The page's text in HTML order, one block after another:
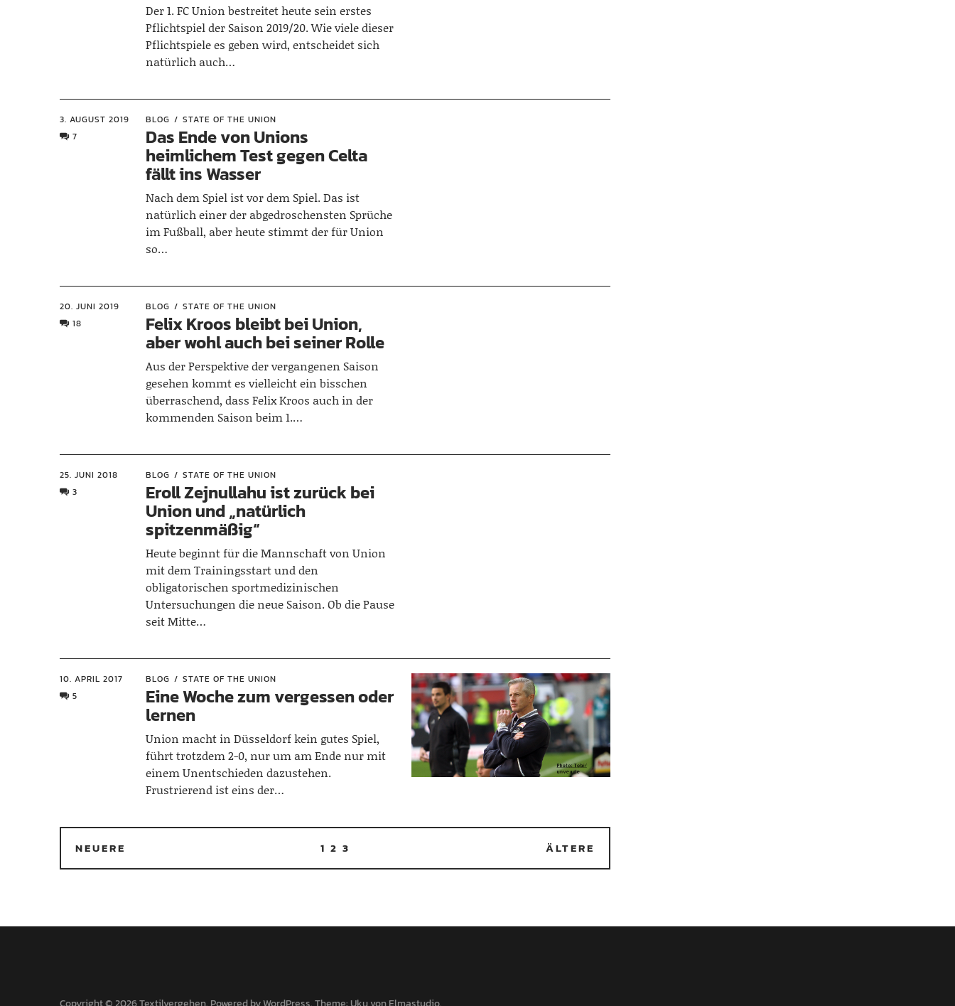
Der 1. FC Union bestreitet heute sein erstes
Pflichtspiel der Saison 2019/20. Wie viele dieser
Pflichtspiele es geben wird, entscheidet sich
natürlich auch…
3. AUGUST 2019
7
BLOG STATE OF THE UNION
Das Ende von Unions
heimlichem Test gegen Celta
fällt ins Wasser
Nach dem Spiel ist vor dem Spiel. Das ist
natürlich einer der abgedroschensten Sprüche
im Fußball, aber heute stimmt der für Union
so…
20. JUNI 2019
18
BLOG STATE OF THE UNION
Felix Kroos bleibt bei Union,
aber wohl auch bei seiner Rolle
Aus der Perspektive der vergangenen Saison
gesehen kommt es vielleicht ein bisschen
überraschend, dass Felix Kroos auch in der
kommenden Saison beim 1.…
25. JUNI 2018
3
BLOG STATE OF THE UNION
Eroll Zejnullahu ist zurück bei
Union und „natürlich
spitzenmäßig“
Heute beginnt für die Mannschaft von Union
mit dem Trainingsstart und den
obligatorischen sportmedizinischen
Untersuchungen die neue Saison. Ob die Pause
seit Mitte…
10. APRIL 2017
5
BLOG STATE OF THE UNION
Eine Woche zum vergessen oder
lernen
Union macht in Düsseldorf kein gutes Spiel,
führt trotzdem 2-0, nur um am Ende nur mit
einem Unentschieden dazustehen.
Frustrierend ist eins der…
NEUERE 1 2 3 ÄLTERE